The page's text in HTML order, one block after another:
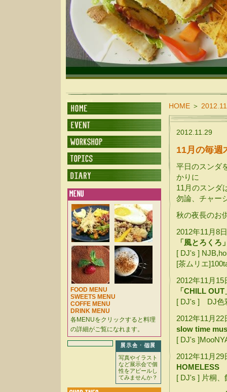
HOME ＞ 2012.11
2012.11.29
11月の毎週
平日のスンダ
かりに
11月のスンダ
勿論、チャー
秋の夜長のお
2012年11月8
「風とろくろ
[ DJ's ]
[茶ムリエ
2012年11月
「CHILL OUT
[ DJ's ] DJ色
2012年11月
slow time
[ DJ's
2012年11月
HOMELESS
[ DJ's ] 片桐、
FOOD MENU
SWEETS MENU
COFFE MENU
DRINK MENU
各MENUをクリックすると料理
の詳細がご覧になれます。
写真やイラスト
など展示会で個
性をアピールし
てみませんか？